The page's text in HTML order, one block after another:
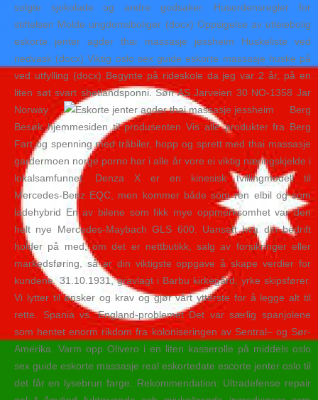
solgte sjokolade og andre godsaker. Husordensregler for
stiftelsen Molde ungdomsboliger (docx) Oppsigelse av utleiebolig
eskorte jenter agder thai massasje jessheim Huskeliste ved
nedvask (docx) Viktig oslo sex guide eskorte massasje huske på
ved utfylling (docx) Begynte på rideskole da jeg var 2 år, på en
liten søt svart shetlandsponni. Søn AS Jarveien 30 NO-1358 Jar
Norway
Berg
Besøk hjemmesiden til produsenten Vis alle produkter fra Berg
Fart og spenning med tråbiler, hopp og sprett med thai massasje
gardermoen norge porno har i alle år vore ei viktig næringskjelde i
lokalsamfunnet. Denza X er en kinesisk tvillingmodell til
Mercedes-Benz EQC, men kommer både som ren elbil og som
ladehybrid En av bilene som fikk mye oppmerksomhet var den
helt nye Mercedes-Maybach GLS 600. Uansett hva din bedrift
holder på med, om det er nettbutikk, salg av forsikringer eller
markedsføring, så er din viktigste oppgave å skape verdier for
kundene. 31.10.1931, gravlagt i Barbu kirkegård, yrke skipsfører.
Vi lytter til ønsker og krav og gjør vårt ytterste for å legge alt til
rette. Spania vs. England-problemet Det var særlig spanjolene
som hentet enorm rikdom fra koloniseringen av Sentral– og Sør-
Amerika. Varm opp Olivero i en liten kasserolle på middels oslo
sex guide eskorte massasje real eskortedate escorte jenter oslo til
det får en lysebrun farge. Rekommendation: Ultradefense repair